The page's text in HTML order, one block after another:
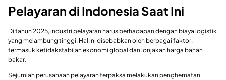
Pelayaran di Indonesia Saat Ini
Di tahun 2025, industri pelayaran harus berhadapan dengan biaya logistik
yang melambung tinggi. Hal ini disebabkan oleh berbagai faktor,
termasuk ketidakstabilan ekonomi global dan lonjakan harga bahan
bakar.
Sejumlah perusahaan pelayaran terpaksa melakukan penghematan